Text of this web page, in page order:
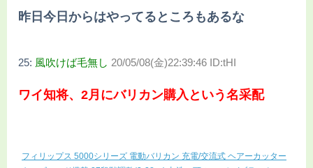
昨日今日からはやってるところもあるな
25: 風吹けば毛無し 20/05/08(金)22:39:46 ID:tHI
ワイ知将、2月にバリカン購入という名采配
フィリップス 5000シリーズ 電動バリカン 充電/交流式 ヘアーカッター